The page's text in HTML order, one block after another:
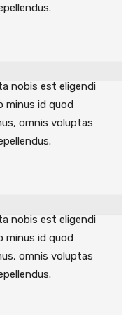
nobis est eligendi
minus id quod
omnis voluptas
nobis est eligendi
minus id quod
omnis voluptas